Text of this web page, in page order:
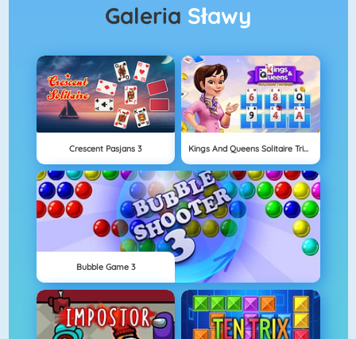
Galeria Sławy
Crescent Pasjans 3 Kings And Queens Solitaire Tripeaks
Bubble Game 3